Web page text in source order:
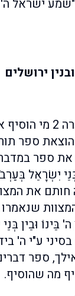
"שמע ישראל
ירושלים
נחזור לשאלה ששאלנו
ספר
ספר
יִשְׂרָאֵל
חותם את
שנאמרו
וּבֵין
ע"י ה'
ספר
מה שהוסיף.